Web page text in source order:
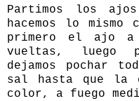
Partimos los
hacemos lo
primero el ajo a
vueltas, luego
dejamos pochar
sal hasta que la
color, a fuego